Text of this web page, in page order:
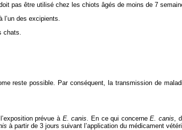
pas être utilisé chez les chiots âgés de moins de 7
des excipients.
chats.
reste possible. Par conséquent, la transmission de
prévue à E. canis . En ce qui concerneE. canis ,
à partir de 3 jours suivant l’application du médicament